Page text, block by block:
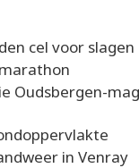
cel voor
Oudsbergen-
in Venray